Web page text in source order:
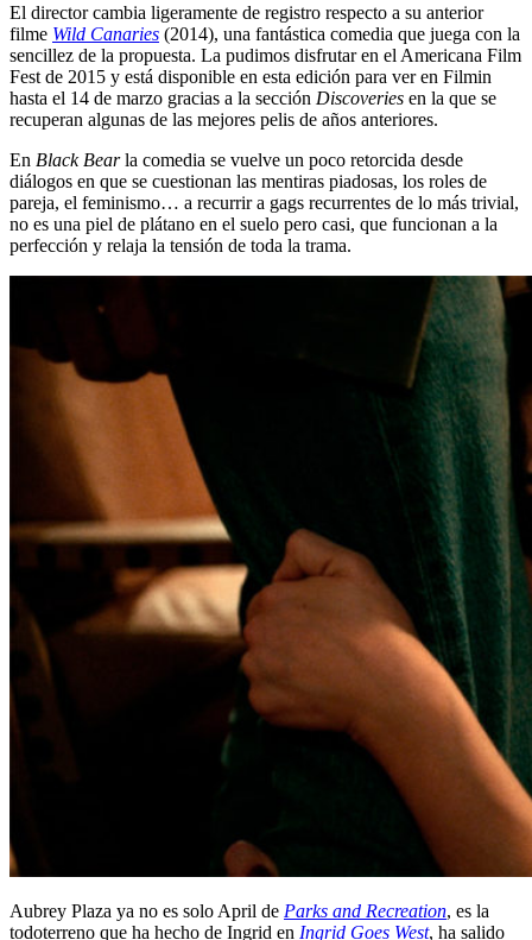
El director cambia ligeramente de registro respecto a su anterior
filme Wild Canaries (2014), una fantástica comedia que juega con la
sencillez de la propuesta. La pudimos disfrutar en el Americana Film
Fest de 2015 y está disponible en esta edición para ver en Filmin
hasta el 14 de marzo gracias a la sección Discoveries en la que se
recuperan algunas de las mejores pelis de años anteriores.
En Black Bearla comedia se vuelve un poco retorcida desde
diálogos en que se cuestionan las mentiras piadosas, los roles de
pareja, el feminismo… a recurrir a gags recurrentes de lo más trivial,
no es una piel de plátano en el suelo pero casi, que funcionan a la
perfección y relaja la tensión de toda la trama.
Aubrey Plaza ya no es solo April de Parks and Recreation, es la
todoterreno que ha hecho de Ingrid en Ingrid Goes West, ha salido